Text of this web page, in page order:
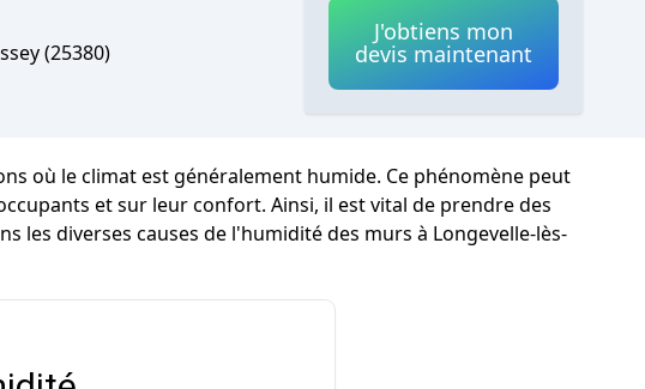
(25380)
J'obtiens mon
devis maintenant
où le climat est généralement humide. Ce phénomène peut
et sur leur confort. Ainsi, il est vital de prendre des
diverses causes de l'humidité des murs à Longevelle-lès-